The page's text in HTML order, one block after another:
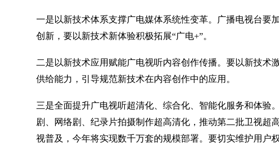
一是以新技术体系支撑广电媒体系统性变革。广播电视台要
创新，要以新技术新体验积极拓展“广电+”。
二是以新技术应用赋能广电视听内容创作传播。要以新技术
供给能力，引导规范新技术在内容创作中的应用。
三是全面提升广电视听超清化、综合化、智能化服务和体验
剧、网络剧、纪录片拍摄制作超高清化，推动第二批卫视超
视普及，今年将实现数千万套的规模部署。要切实维护用户